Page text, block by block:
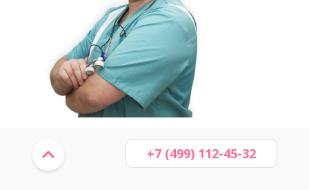
+7 (499) 112-45-32